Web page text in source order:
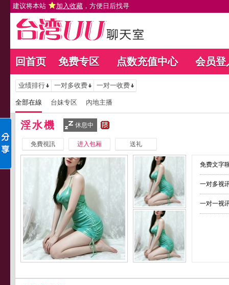
建议将本站 加入收藏 ，方便日后找寻
回首页 免费专区 点数充值中心 会员登
业绩排行 一对多收费 一对一收费
全部在線 台妹专区 內地主播
淫水機 休息中
免費視訊 进入包厢 送礼
免费文字
一对多视
一对一视